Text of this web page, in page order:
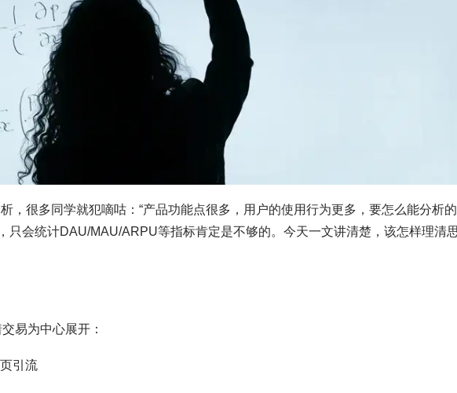
，很多同学就犯嘀咕：“产品功能点很多，用户的使用行为更多，要怎么能分析
只会统计DAU/MAU/ARPU等指标肯定是不够的。今天一文讲清楚，该怎样理清
易为中心展开：
引流